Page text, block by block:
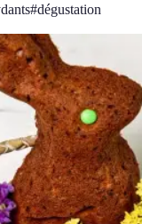
#dégustation